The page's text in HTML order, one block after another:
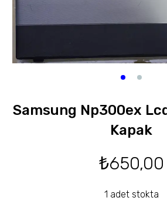
Samsung Np300ex
Kapak
₺650,00
1 adet stokta